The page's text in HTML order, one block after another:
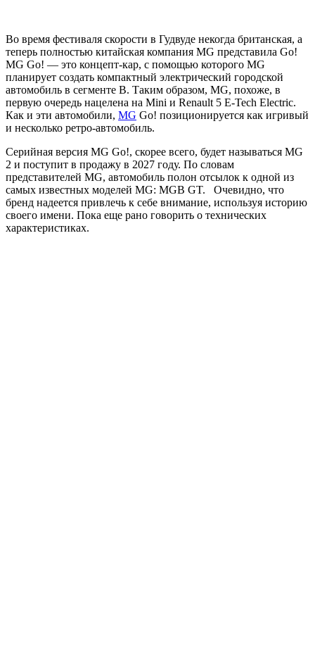
Во время фестиваля скорости в Гудвуде некогда британская, а
теперь полностью китайская компания MG представила Go!
MG Go! — это концепт-кар, с помощью которого MG
планирует создать компактный электрический городской
автомобиль в сегменте B. Таким образом, MG, похоже, в
первую очередь нацелена на Mini и Renault 5 E-Tech Electric.
Как и эти автомобили, MG Go! позиционируется как игривый
и несколько ретро-автомобиль.
Серийная версия MG Go!, скорее всего, будет называться MG
2 и поступит в продажу в 2027 году. По словам
представителей MG, автомобиль полон отсылок к одной из
самых известных моделей MG: MGB GT. Очевидно, что
бренд надеется привлечь к себе внимание, используя историю
своего имени. Пока еще рано говорить о технических
характеристиках.